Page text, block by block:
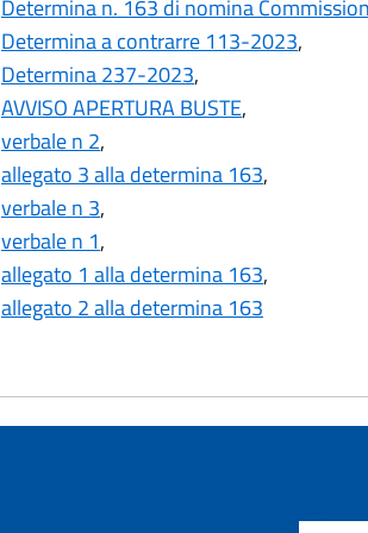
Determina n. 163 di nomina
Determina a contrarre 113-2023,
Determina 237-2023,
AVVISO APERTURA BUSTE,
verbale n 2,
allegato 3 alla determina 163,
verbale n 3,
verbale n 1,
allegato 1 alla determina 163,
allegato 2 alla determina 163